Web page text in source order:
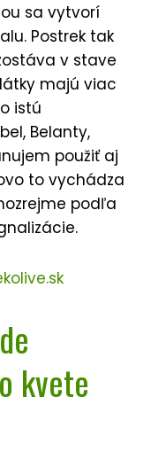
sa vytvorí
Postrek tak
v stave
majú viac
istú
Belanty,
použiť aj
to vychádza
podľa
kvete